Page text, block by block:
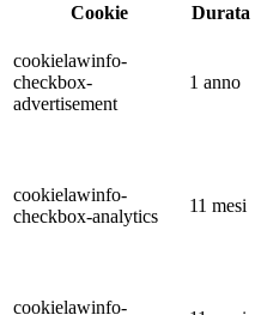
Cookie
Durata
cookielawinfo-
checkbox-
advertisement
1 anno
cookielawinfo-
checkbox-analytics
11 mesi
cookielawinfo-